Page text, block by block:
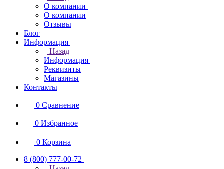
О компании
О компании
Отзывы
Блог
Информация
Назад
Информация
Реквизиты
Магазины
Контакты
0 Сравнение
0 Избранное
0 Корзина
8 (800) 777-00-72